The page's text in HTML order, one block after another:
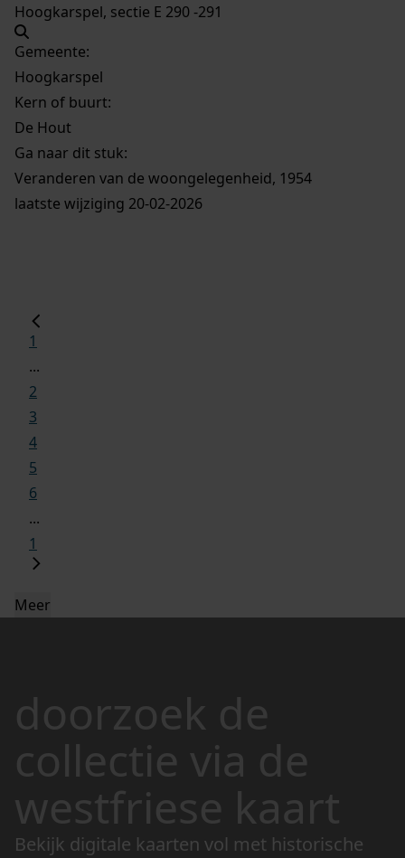
Hoogkarspel, sectie E 290 -291
Gemeente:
Hoogkarspel
Kern of buurt:
De Hout
Ga naar dit stuk:
Veranderen van de woongelegenheid, 1954
laatste wijziging 20-02-2026
1
...
2
3
4
5
6
...
1
Meer
doorzoek de
collectie via de
westfriese kaart
Bekijk digitale kaarten vol met historische